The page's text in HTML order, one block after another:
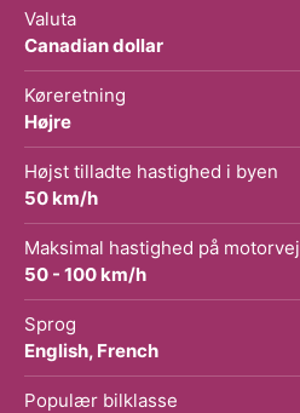
Valuta
Canadian dollar
Køreretning
Højre
Højst tilladte hastighed i byen
50 km/h
Maksimal hastighed på motorvej
50 - 100 km/h
Sprog
English, French
Populær bilklasse